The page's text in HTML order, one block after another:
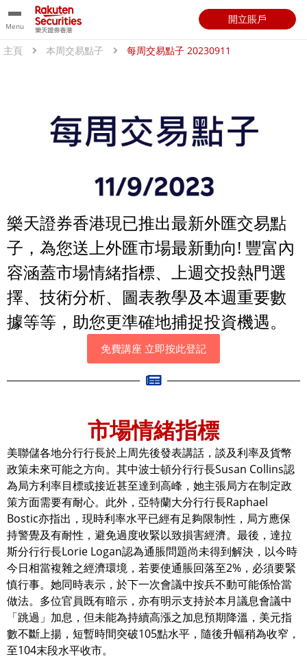
Menu
開立賬戶
主頁 本周交易點子 每周交易點子 20230911
樂天證券香港現已推出最新外匯交易點
子，為您送上外匯市場最新動向! 豐富內
容涵蓋市場情緒指標、上週交投熱門選
擇、技術分析、圖表教學及本週重要數
據等等，助您更準確地捕捉投資機遇。
免費講座 立即按此登記
市場情緒指標
美聯儲各地分行行長於上周先後發表講話，談及利率及貨幣
政策未來可能之方向。其中波士頓分行行長Susan Collins認
為局方利率目標或接近甚至達到高峰，她主張局方在制定政
策方面需要有耐心。此外，亞特蘭大分行行長Raphael
Bostic亦指出，現時利率水平已經有足夠限制性，局方應保
持警覺及有耐性，避免過度收緊以致損害經濟。最後，達拉
斯分行行長Lorie Logan認為通脹問題尚未得到解決，以今時
今日相當複雜之經濟環境，若要使通脹回落至2%，必須要緊
慎行事。她同時表示，於下一次會議中按兵不動可能係恰當
做法。多位官員既有暗示，亦有明示支持於本月議息會議中
「跳過」加息，但未能為持續高漲之加息預期降溫，美元指
數不斷上揚，短暫時間突破105點水平，隨後升幅稍為收窄，
至104末段水平收市。